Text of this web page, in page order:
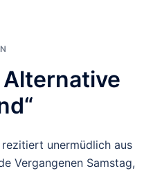
Alternative
rezitiert unermüdlich aus
Vergangenen Samstag,